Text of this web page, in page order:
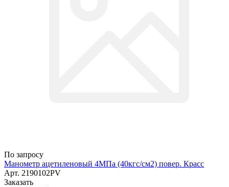
По запросу
Манометр ацетиленовый 4МПа (40кгс/см2) повер. Красс
Арт. 2190102PV
Заказать